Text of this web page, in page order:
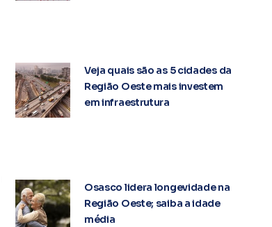
Veja quais são as 5 cidades da
Região Oeste mais investem
em infraestrutura
Osasco lidera longevidade na
Região Oeste; saiba a idade
média